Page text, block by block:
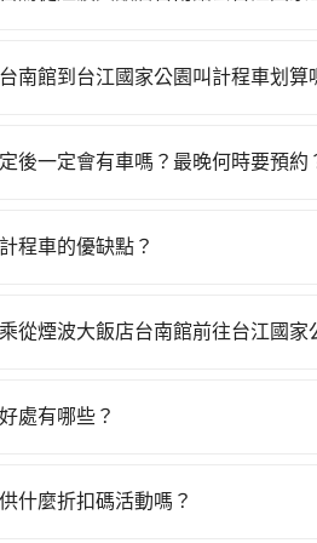
iRent應該是你最便宜選擇。註冊
者，和運的iRent只提供最基本的
已經預約了時間但上一位用戶卻
南館到台江國家公園叫計程車划算
打電話至一成計程汽車行等叫車
飯店台南館到台江國家公園的跳
後一定會有車嗎？最晚何時要預約
，照著步驟填寫完乘客資料與線
一天傍晚五點前仍會收單，最遲如
程車的優缺點？
的交通方式，通常有固定的路線
從煙波大飯店台南館前往台江國家
證發車。直接在官網上輸入住家
處有哪些？
土人情，此外，包車還可以省去
什麼折扣碼活動嗎？